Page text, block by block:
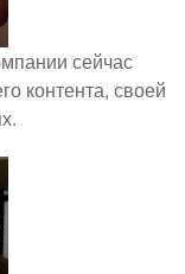
сейчас
контента, своей